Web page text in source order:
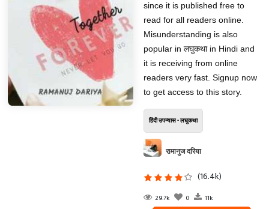
since it is published free to
read for all readers online.
Misunderstanding is also
popular in लघुकथा in Hindi and
it is receiving from online
readers very fast. Signup now
to get access to this story.
हिंदी उपन्यास - लघुकथा
रामानुज दरिया
(16.4k)
29.7k 0 11k